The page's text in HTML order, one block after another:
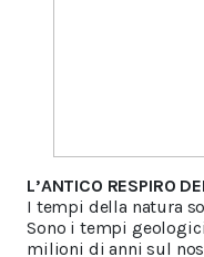
L’ANTICO RESPIRO
I tempi della natura
Sono i tempi
milioni di anni sul